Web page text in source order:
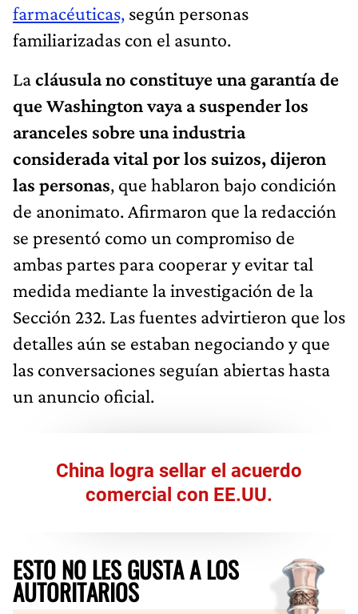
farmacéuticas, según personas
familiarizadas con el asunto.
Lacláusula no constituye una garantía de
que Washington vaya a suspender los
aranceles sobre una industria
considerada vital por los suizos, dijeron
las personas, que hablaron bajo condición
de anonimato. Afirmaron que la redacción
se presentó como un compromiso de
ambas partes para cooperar y evitar tal
medida mediante la investigación de la
Sección 232. Las fuentes advirtieron que los
detalles aún se estaban negociando y que
las conversaciones seguían abiertas hasta
un anuncio oficial.
China logra sellar el acuerdo
comercial con EE.UU.
ESTO NO LES GUSTA A LOS
AUTORITARIOS